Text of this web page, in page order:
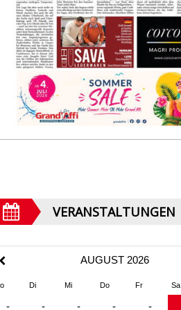
VERANSTALTUNGEN
AUGUST 2026
Di Mi Do Fr Sa
- - - - -